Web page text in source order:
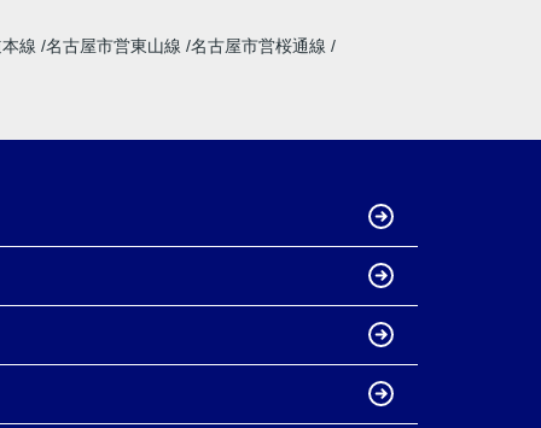
線 名古屋市営東山線 名古屋市営桜通線